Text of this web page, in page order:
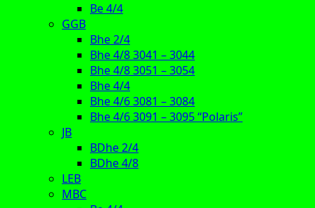
Be 4/4
GGB
Bhe 2/4
Bhe 4/8 3041 – 3044
Bhe 4/8 3051 – 3054
Bhe 4/4
Bhe 4/6 3081 – 3084
Bhe 4/6 3091 – 3095 “Polaris”
JB
BDhe 2/4
BDhe 4/8
LEB
MBC